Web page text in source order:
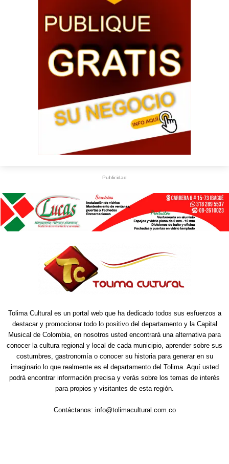
Publicidad
Tolima Cultural es un portal web que ha dedicado todos sus esfuerzos a
destacar y promocionar todo lo positivo del departamento y la Capital
Musical de Colombia, en nosotros usted encontrará una alternativa para
conocer la cultura regional y local de cada municipio, aprender sobre sus
costumbres, gastronomía o conocer su historia para generar en su
imaginario lo que realmente es el departamento del Tolima. Aquí usted
podrá encontrar información precisa y verás sobre los temas de interés
para propios y visitantes de esta región.
Contáctanos: info@tolimacultural.com.co